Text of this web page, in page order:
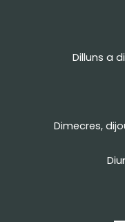
Dilluns a
Dimecres,